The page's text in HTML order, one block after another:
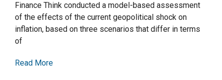
Finance Think conducted a model-based assessment
of the effects of the current geopolitical shock on
inflation, based on three scenarios that differ in terms
of
Read More